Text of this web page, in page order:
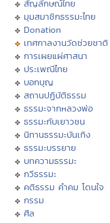
สัญลักษณ์ไทย
มุมสมาชิกธรรมะไทย
Donation
เทศกาลงานวัดช่วยชาติ
การเผยแผ่ศาสนา
ประเพณีไทย
บอกบุญ
สถานปฏิบัติธรรม
ธรรมะจากหลวงพ่อ
ธรรมะกับเยาวชน
นิทานธรรมะบันเทิง
ธรรมะบรรยาย
บทความธรรมะ
กวีธรรมะ
คติธรรม คำคม โดนใจ
กรรม
ศีล